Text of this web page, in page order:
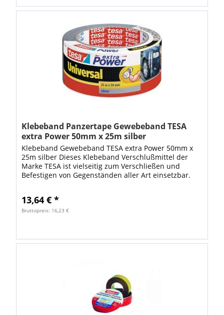
Klebeband Panzertape Gewebeband TESA
extra Power 50mm x 25m silber
Klebeband Gewebeband TESA extra Power 50mm x
25m silber Dieses Klebeband Verschlußmittel der
Marke TESA ist vielseitig zum Verschließen und
Befestigen von Gegenständen aller Art einsetzbar.
13,64 € *
Bruttopreis: 16,23 €